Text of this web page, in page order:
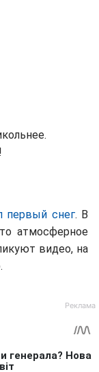
первый снег. В
атмосферное
видео, на